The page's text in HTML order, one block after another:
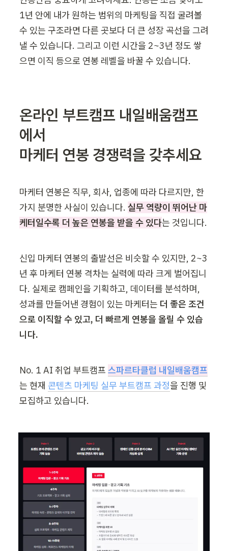
1년 안에 내가 원하는 범위의 마케팅을 직접 굴려볼
수 있는 구조라면 다른 곳보다 더 큰 성장 곡선을 그려
낼 수 있습니다. 그리고 이런 시간을 2~3년 정도 쌓
으면 이직 등으로 연봉 레벨을 바꿀 수 있습니다.
온라인 부트캠프 내일배움캠프
에서
마케터 연봉 경쟁력을 갖추세요
마케터 연봉은 직무, 회사, 업종에 따라 다르지만, 한
가지 분명한 사실이 있습니다. 실무 역량이 뛰어난 마
케터일수록 더 높은 연봉을 받을 수 있다는 것입니다.
신입 마케터 연봉의 출발선은 비슷할 수 있지만, 2~3
년 후 마케터 연봉 격차는 실력에 따라 크게 벌어집니
다. 실제로 캠페인을 기획하고, 데이터를 분석하며,
성과를 만들어낸 경험이 있는 마케터는 더 좋은 조건
으로 이직할 수 있고, 더 빠르게 연봉을 올릴 수 있습
니다.
No. 1 AI 취업 부트캠프 스파르타클럽 내일배움캠프
는 현재 콘텐츠 마케팅 실무 부트캠프 과정을 진행 및
모집하고 있습니다.